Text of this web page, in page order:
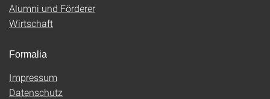
Alumni und Förderer
Wirtschaft
Formalia
Impressum
Datenschutz